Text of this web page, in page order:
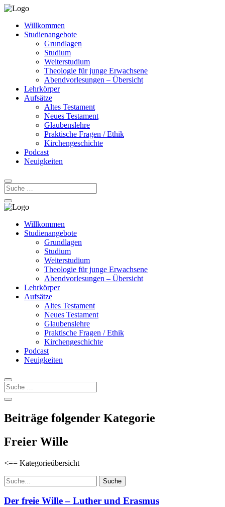
Willkommen
Studienangebote
Grundlagen
Studium
Weiterstudium
Theologie für junge Erwachsene
Abendvorlesungen – Übersicht
Lehrkörper
Aufsätze
Altes Testament
Neues Testament
Glaubenslehre
Praktische Fragen / Ethik
Kirchengeschichte
Podcast
Neuigkeiten
Willkommen
Studienangebote
Grundlagen
Studium
Weiterstudium
Theologie für junge Erwachsene
Abendvorlesungen – Übersicht
Lehrkörper
Aufsätze
Altes Testament
Neues Testament
Glaubenslehre
Praktische Fragen / Ethik
Kirchengeschichte
Podcast
Neuigkeiten
Beiträge folgender Kategorie
Freier Wille
<== Kategorieübersicht
Suchen
nach:
Der freie Wille – Luther und Erasmus